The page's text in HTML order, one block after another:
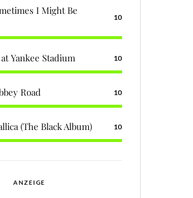
I Might Be
10
Yankee Stadium 10
Road 10
(The Black Album) 10
ANZEIGE